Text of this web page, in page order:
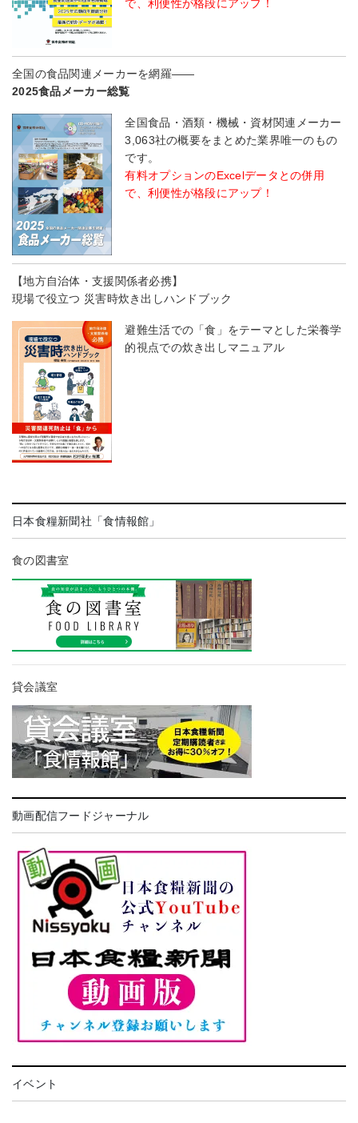
で、利便性が格段にアップ！
全国の食品関連メーカーを網羅――
2025食品メーカー総覧
全国食品・酒類・機械・資材関連メーカー
3,063社の概要をまとめた業界唯一のもの
です。
有料オプションのExcelデータとの併用
で、利便性が格段にアップ！
【地方自治体・支援関係者必携】
現場で役立つ 災害時炊き出しハンドブック
避難生活での「食」をテーマとした栄養学
的視点での炊き出しマニュアル
日本食糧新聞社「食情報館」
食の図書室
貸会議室
動画配信フードジャーナル
イベント